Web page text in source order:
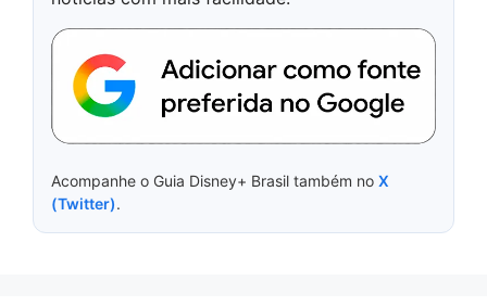
Acompanhe o Guia Disney+ Brasil também no X
(Twitter).